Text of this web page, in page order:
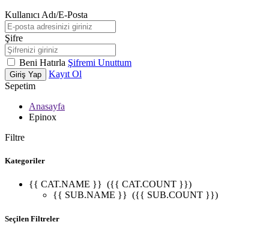
Kullanıcı Adı/E-Posta
Şifre
Beni Hatırla Şifremi Unuttum
Giriş Yap
Kayıt Ol
Sepetim
Anasayfa
Epinox
Filtre
Kategoriler
{{ CAT.NAME }} ({{ CAT.COUNT }})
{{ SUB.NAME }} ({{ SUB.COUNT }})
Seçilen Filtreler